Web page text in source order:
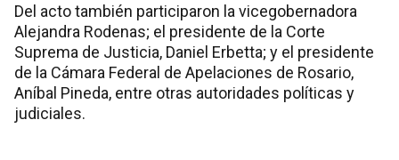
Del acto también participaron la vicegobernadora
Alejandra Rodenas; el presidente de la Corte
Suprema de Justicia, Daniel Erbetta; y el presidente
de la Cámara Federal de Apelaciones de Rosario,
Aníbal Pineda, entre otras autoridades políticas y
judiciales.